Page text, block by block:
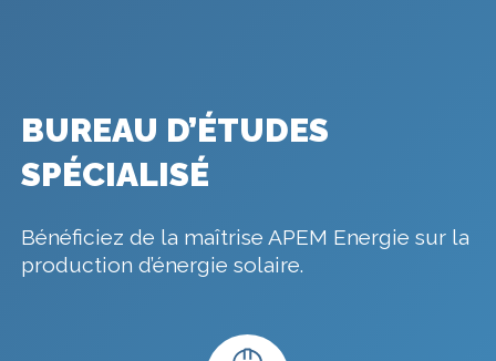
BUREAU D’ÉTUDES
SPÉCIALISÉ
Bénéficiez de la maîtrise APEM Energie sur la
production d’énergie solaire.